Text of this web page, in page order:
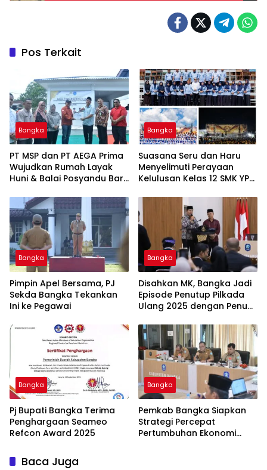
Pos Terkait
Bangka
‎PT MSP dan PT AEGA Prima
Wujudkan Rumah Layak
Huni & Balai Posyandu Baru
Sungailiat
Bangka
Suasana Seru dan Haru
Menyelimuti Perayaan
Kelulusan Kelas 12 SMK YPN
Bangka
Pimpin Apel Bersama, PJ
Sekda Bangka Tekankan
Ini ke Pegawai
Bangka
Disahkan MK, Bangka Jadi
Episode Penutup Pilkada
Ulang 2025 dengan Penuh
Bangka
Pj Bupati Bangka Terima
Penghargaan Seameo
Refcon Award 2025
Bangka
Pemkab Bangka Siapkan
Strategi Percepat
Pertumbuhan Ekonomi
Baca Juga